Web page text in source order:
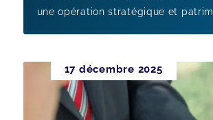
une opération stratégique et
17 décembre 2025